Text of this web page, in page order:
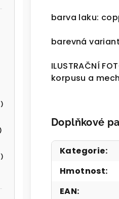
barva laku:
barevná
ILUSTRAČNÍ
korpusu a
Doplňkové
Kategorie:
Hmotnost:
EAN: